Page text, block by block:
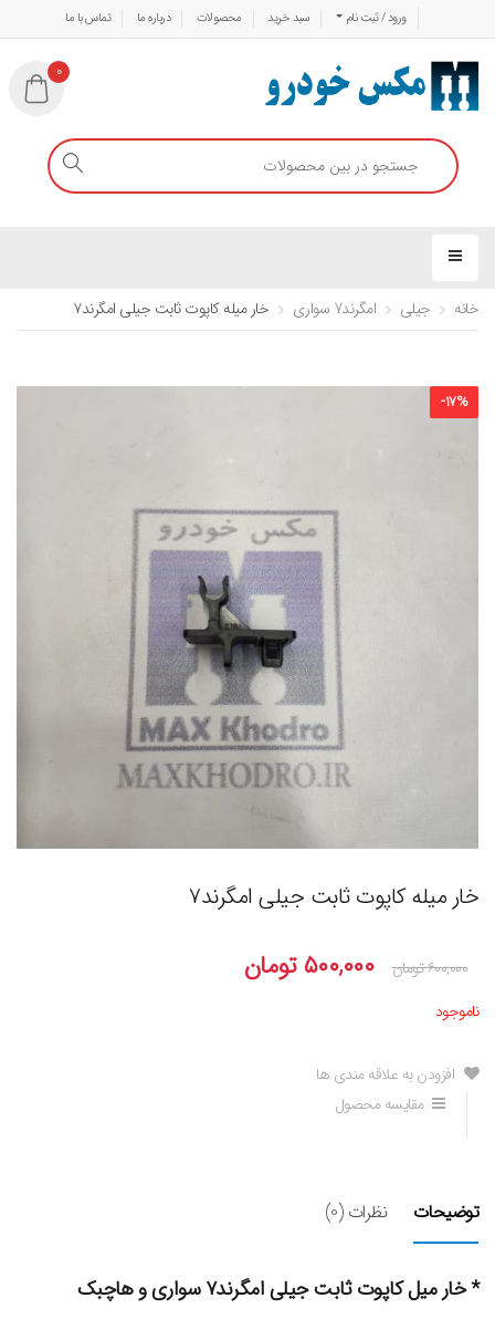
ورود / ثبت نام سبد خرید محصولات درباره ما تماس با ما
0
خانه جیلی امگرند7 سواری خار میله کاپوت ثابت جیلی امگرند۷
-17%
خار میله کاپوت ثابت جیلی امگرند۷
۶۰۰,۰۰۰تومان ۵۰۰,۰۰۰ تومان
ناموجود
افزودن به علاقه مندی ها
مقایسه محصول
توضیحات نظرات (0)
* خار میل کاپوت ثابت جیلی امگرند۷ سواری و هاچبک